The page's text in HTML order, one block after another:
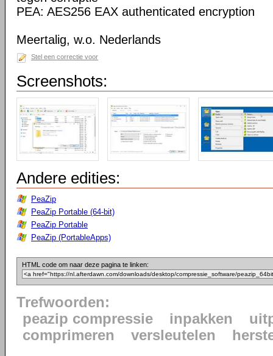
PEA: AES256 EAX authenticated encryption
Meertalig, w.o. Nederlands
Stel een correctie voor
Screenshots:
Andere edities:
PeaZip
PeaZip Portable (64-bit)
PeaZip Portable
PeaZip (PortableApps)
HTML code om naar deze pagina te linken:
Trefwoorden:
peazip compressie
inpakken
comprimeren
versleutelen